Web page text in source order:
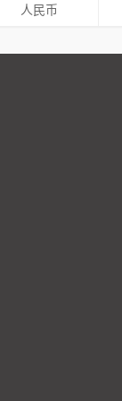
人民币